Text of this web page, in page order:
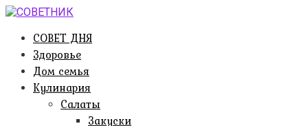
Перейти
контентуСОВЕТ ДНЯ
Здоровье
Дом семья
Кулинария
Салаты
Закуски